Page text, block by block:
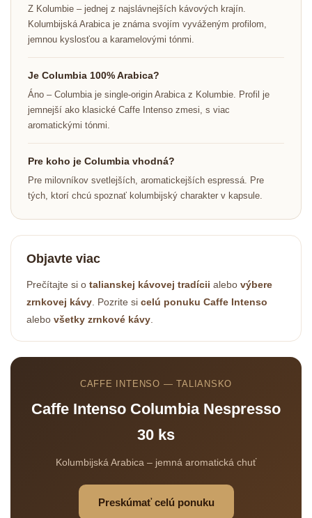
Z Kolumbie – jednej z najslávnejších kávových krajín.
Kolumbijská Arabica je známa svojím vyváženým profilom,
jemnou kyslosťou a karamelovými tónmi.
Je Columbia 100% Arabica?
Áno – Columbia je single-origin Arabica z Kolumbie. Profil je
jemnejší ako klasické Caffe Intenso zmesi, s viac
aromatickými tónmi.
Pre koho je Columbia vhodná?
Pre milovníkov svetlejších, aromatickejších espressá. Pre
tých, ktorí chcú spoznať kolumbijský charakter v kapsule.
Objavte viac
Prečítajte si o talianskej kávovej tradícii alebo výbere
zrnkovej kávy . Pozrite si celú ponuku Caffe Intenso
alebo všetky zrnkové kávy
CAFFE INTENSO — TALIANSKO
Caffe Intenso Columbia Nespresso
30 ks
Kolumbijská Arabica – jemná aromatická chuť
Preskúmať celú ponuku
Powered by chaterimo